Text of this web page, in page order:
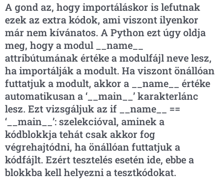
A gond az, hogy importáláskor is lefutnak
ezek az extra kódok, ami viszont ilyenkor
már nem kívánatos. A Python ezt úgy oldja
meg, hogy a modul __name__
attribútumának értéke a modulfájl neve lesz,
ha importálják a modult. Ha viszont önállóan
futtatjuk a modult, akkor a __name__ értéke
automatikusan a ‘__main__’ karakterlánc
lesz. Ezt vizsgáljuk az if __name__ ==
‘__main__’: szelekcióval, aminek a
kódblokkja tehát csak akkor fog
végrehajtódni, ha önállóan futtatjuk a
kódfájlt. Ezért tesztelés esetén ide, ebbe a
blokkba kell helyezni a tesztkódokat.